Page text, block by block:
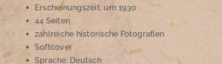
Erscheinungszeit: um 1930
44 Seiten
zahlreiche historische Fotografien
Softcover
Sprache: Deutsch